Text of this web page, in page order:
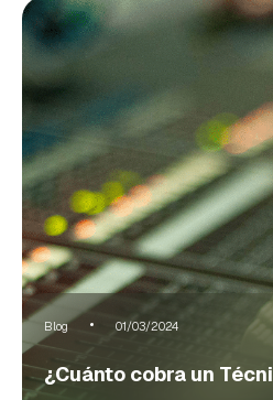
Blog 01/03/2024
¿Cuánto cobra un